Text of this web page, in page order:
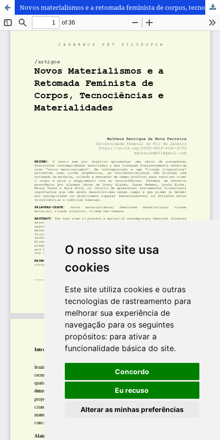
O nosso site usa
cookies
Este site utiliza cookies e outras
tecnologias de rastreamento para
melhorar sua experiência de
navegação para os seguintes
propósitos: para ativar a
funcionalidade básica do site.
Concordo
Eu recuso
Alterar as minhas preferências
Novos materialismos e a retomada feminista de corpos, tecnociências e materialidades